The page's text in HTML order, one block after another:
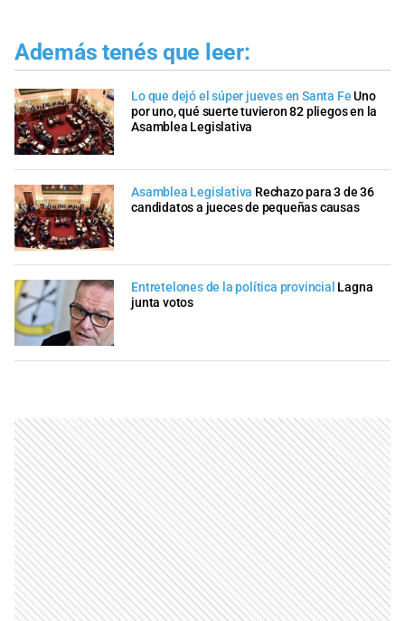
Además tenés que leer:
Lo que dejó el súper jueves en Santa FeUno
por uno, qué suerte tuvieron 82 pliegos en la
Asamblea Legislativa
Asamblea Legislativa Rechazo para 3 de 36
candidatos a jueces de pequeñas causas
Entretelones de la política provincial Lagna
junta votos